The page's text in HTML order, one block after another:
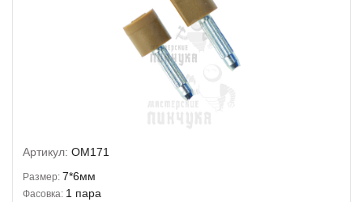
Артикул: OM171
Размер: 7*6мм
Фасовка: 1 пара